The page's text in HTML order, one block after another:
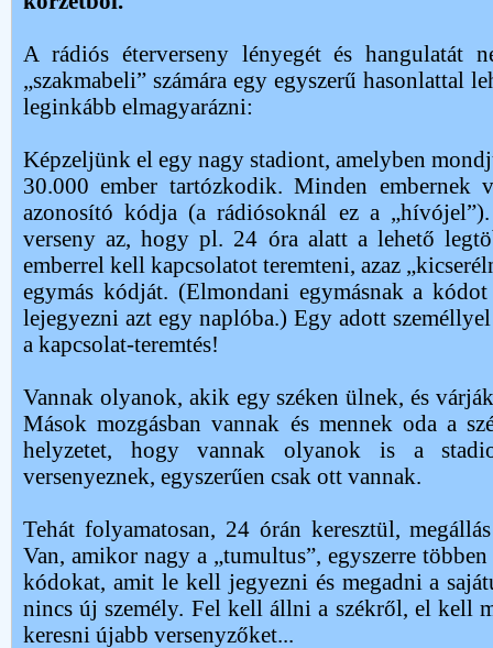
A rádiós éterverseny lényegét és hangulatát
„szakmabeli” számára egy egyszerű hasonlattal
leginkább elmagyarázni:
Képzeljünk el egy nagy stadiont, amelyben
30.000 ember tartózkodik. Minden embernek
azonosító kódja (a rádiósoknál ez a
verseny az, hogy pl. 24 óra alatt a lehető
emberrel kell kapcsolatot teremteni, azaz
egymás kódját. (Elmondani egymásnak a kódot
lejegyezni azt egy naplóba.) Egy adott
a kapcsolat-teremtés!
Vannak olyanok, akik egy széken ülnek, és
Mások mozgásban vannak és mennek oda a
helyzetet, hogy vannak olyanok is a
versenyeznek, egyszerűen csak ott vannak.
Tehát folyamatosan, 24 órán keresztül,
Van, amikor nagy a „tumultus”, egyszerre
kódokat, amit le kell jegyezni és megadni a
nincs új személy. Fel kell állni a székről, el kell
keresni újabb versenyzőket...